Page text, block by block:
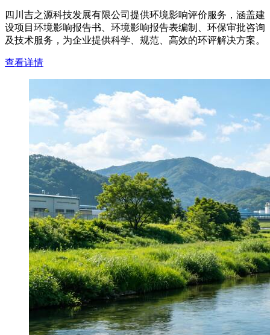
四川吉之源科技发展有限公司提供环境影响评价服务，涵盖建
设项目环境影响报告书、环境影响报告表编制、环保审批咨询
及技术服务，为企业提供科学、规范、高效的环评解决方案。
查看详情